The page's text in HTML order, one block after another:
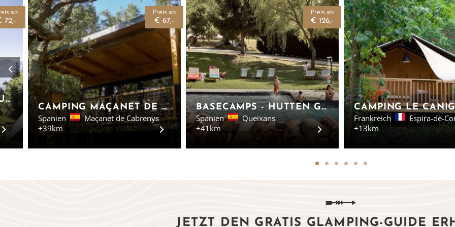
HUTTOPIA FONT-ROMEU - GLAMPING LANGUEDOC-ROUSSILLON
ab
72,-
CAMPING MAÇANET DE CABRENYS - GLAMPING GIRONA
Spanien
Maçanet de Cabrenys
+39km
Preis ab
€ 67,-
BASECAMPS - HÜTTEN GIRONA
Spanien
Queixans
+41km
Preis ab
€ 126,-
Frankreich
Espira-de-
+13km
JETZT DEN GRATIS GLAMPING-GUIDE